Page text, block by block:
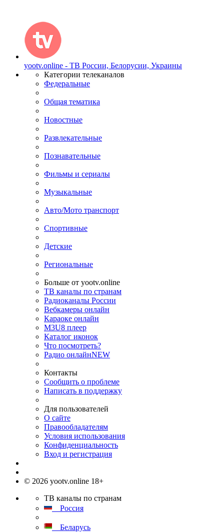
yootv.online - ТВ России, Белорусии, Украины
Категории телеканалов
Федеральные
Общая тематика
Новостные
Развлекательные
Познавательные
Фильмы и сериалы
Музыкальные
Авто/Мото транспорт
Спортивные
Детские
Региональные
Больше от yootv.online
ТВ каналы по странам
Радиоканалы России
Вебкамеры онлайн
Караоке онлайн
M3U8 плеер
Каталог иконок
Что посмотреть?
Радио онлайнNEW
Контакты
Сообщить о проблеме
Написать в поддержку
Для пользователей
О сайте
Правообладателям
Условия использования
Конфиденциальность
Вход и регистрация
© 2026 yootv.online 18+
ТВ каналы по странам
Россия
Беларусь